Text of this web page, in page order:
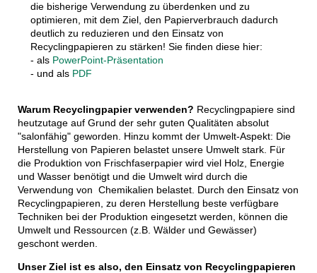
die bisherige Verwendung zu überdenken und zu
optimieren, mit dem Ziel, den Papierverbrauch dadurch
deutlich zu reduzieren und den Einsatz von
Recyclingpapieren zu stärken! Sie finden diese hier:
- als PowerPoint-Präsentation
- und als PDF
Warum Recyclingpapier verwenden? Recyclingpapiere sind
heutzutage auf Grund der sehr guten Qualitäten absolut
"salonfähig" geworden. Hinzu kommt der Umwelt-Aspekt: Die
Herstellung von Papieren belastet unsere Umwelt stark. Für
die Produktion von Frischfaserpapier wird viel Holz, Energie
und Wasser benötigt und die Umwelt wird durch die
Verwendung von Chemikalien belastet. Durch den Einsatz von
Recyclingpapieren, zu deren Herstellung beste verfügbare
Techniken bei der Produktion eingesetzt werden, können die
Umwelt und Ressourcen (z.B. Wälder und Gewässer)
geschont werden.
Unser Ziel ist es also, den Einsatz von Recyclingpapieren